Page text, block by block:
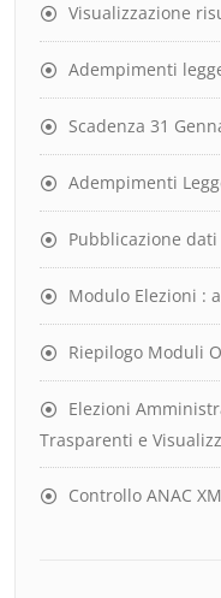
Visualizzazione
Adempimenti
Scadenza 31
Adempimenti
Pubblicazione
Modulo Elezioni :
Riepilogo Moduli
Elezioni
Trasparenti e
Controllo ANAC